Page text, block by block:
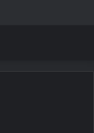
kaybetti